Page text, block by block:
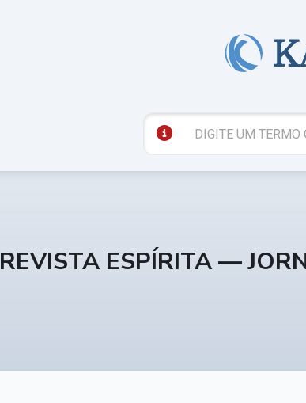
REVISTA ESPÍRITA —